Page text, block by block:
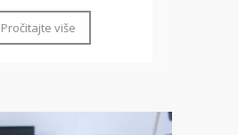
Pročitajte više